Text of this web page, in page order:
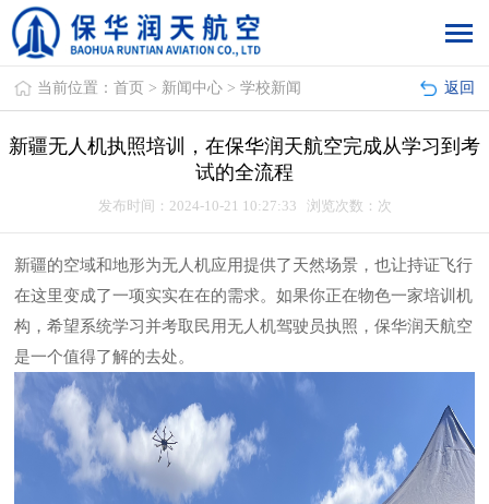
返回
当前位置：首页 > 新闻中心 >学校新闻
新疆无人机执照培训，在保华润天航空完成从学习到考
试的全流程
发布时间：2024-10-21 10:27:33 浏览次数： 次
新疆的空域和地形为无人机应用提供了天然场景，也让持证飞行
在这里变成了一项实实在在的需求。如果你正在物色一家培训机
构，希望系统学习并考取民用无人机驾驶员执照，保华润天航空
是一个值得了解的去处。